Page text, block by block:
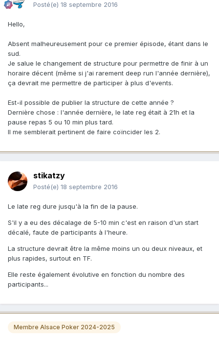
Posté(e) 18 septembre 2016
Hello,
Absent malheureusement pour ce premier épisode, étant dans le
sud.
Je salue le changement de structure pour permettre de finir à un
horaire décent (même si j'ai rarement deep run l'année dernière),
ça devrait me permettre de participer à plus d'events.
Est-il possible de publier la structure de cette année ?
Dernière chose : l'année dernière, le late reg était à 21h et la
pause repas 5 ou 10 min plus tard.
Il me semblerait pertinent de faire coïncider les 2.
stikatzy
Posté(e) 18 septembre 2016
Le late reg dure jusqu'à la fin de la pause.
S'il y a eu des décalage de 5-10 min c'est en raison d'un start
décalé, faute de participants à l'heure.
La structure devrait être la même moins un ou deux niveaux, et
plus rapides, surtout en TF.
Elle reste également évolutive en fonction du nombre des
participants...
Membre Alsace Poker 2024-2025